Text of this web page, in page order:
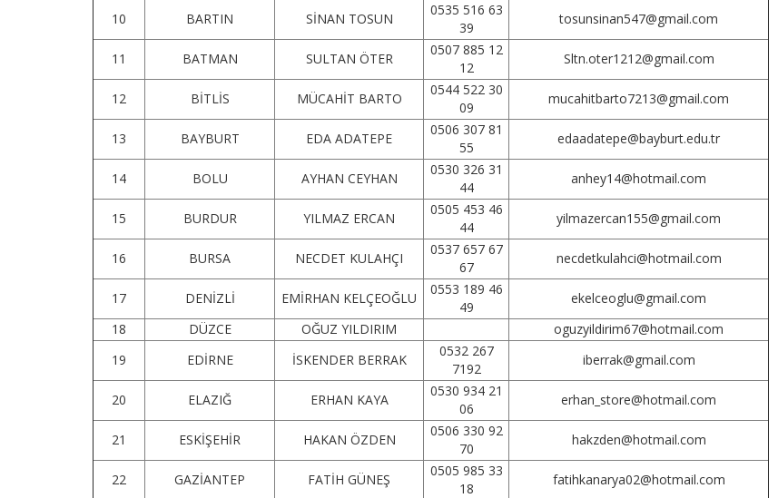
10 BARTIN SİNAN TOSUN
0535 516 63
39
tosunsinan547@gmail.com
11 BATMAN SULTAN ÖTER
0507 885 12
12
Sltn.oter1212@gmail.com
12 BİTLİS MÜCAHİT BARTO
0544 522 30
09
mucahitbarto7213@gmail.com
13 BAYBURT EDA ADATEPE
0506 307 81
55
edaadatepe@bayburt.edu.tr
14 BOLU AYHAN CEYHAN
0530 326 31
44
anhey14@hotmail.com
15 BURDUR YILMAZ ERCAN
0505 453 46
44
yilmazercan155@gmail.com
16 BURSA NECDET KULAHÇI
0537 657 67
67
necdetkulahci@hotmail.com
17 DENİZLİ EMİRHAN KELÇEOĞLU
0553 189 46
49
ekelceoglu@gmail.com
18
DÜZCE OĞUZ YILDIRIM
oguzyildirim67@hotmail.com
19
EDİRNE İSKENDER BERRAK
0532 267
7192
iberrak@gmail.com
20 ELAZIĞ ERHAN KAYA
0530 934 21
06
erhan_store@hotmail.com
21 ESKİŞEHİR HAKAN ÖZDEN
0506 330 92
70
hakzden@hotmail.com
22 GAZİANTEP FATİH GÜNEŞ
0505 985 33
18
fatihkanarya02@hotmail.com